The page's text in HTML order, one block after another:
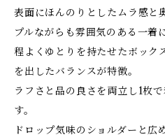
表面にほんのりとしたムラ感と
プルながらも雰囲気のある一着
程よくゆとりを持たせたボック
を出したバランスが特徴。
ラフさと品の良さを両立し1枚
す。
ドロップ気味のショルダーと広